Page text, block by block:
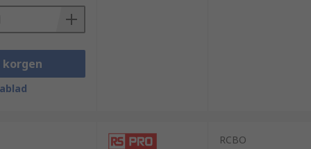
korgen
RCBO